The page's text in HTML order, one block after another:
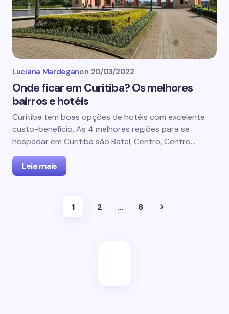
Luciana Mardeganon 20/03/2022
Onde ficar em Curitiba? Os melhores
bairros e hotéis
Curitiba tem boas opções de hotéis com excelente
custo-benefício. As 4 melhores regiões para se
hospedar em Curitiba são Batel, Centro, Centro…
Leia mais
1 2 … 8